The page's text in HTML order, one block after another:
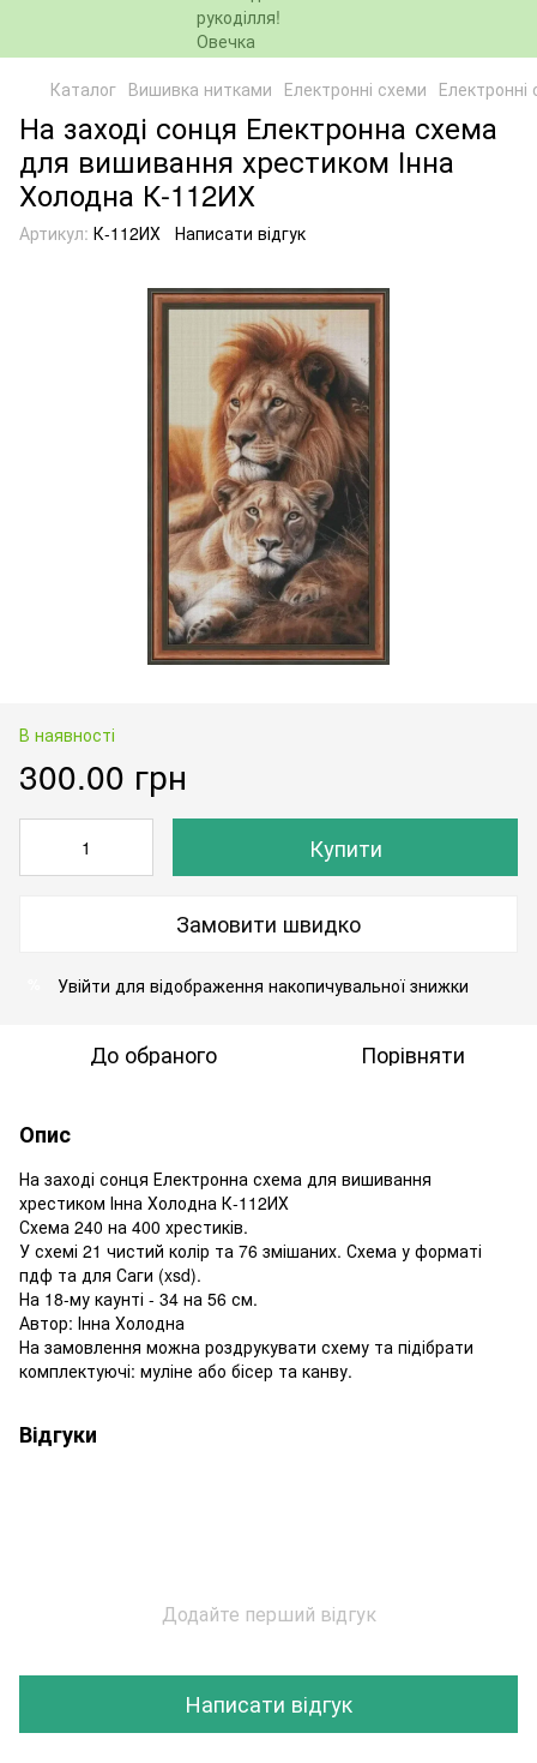
Каталог Вишивка нитками Електронні схеми
На заході сонця Електронна схема
для вишивання хрестиком Інна
Холодна К-112ИХ
Артикул: К-112ИХ Написати відгук
В наявності
300.00 грн
Купити
Замовити швидко
Увійти для відображення накопичувальної знижки
До обраного Порівняти
Опис
На заході сонця Електронна схема для вишивання
хрестиком Інна Холодна К-112ИХ
Схема 240 на 400 хрестиків.
У схемі 21 чистий колір та 76 змішаних. Схема у форматі
пдф та для Саги (xsd).
На 18-му каунті - 34 на 56 см.
Автор: Інна Холодна
На замовлення можна роздрукувати схему та підібрати
комплектуючі: муліне або бісер та канву.
Відгуки
Додайте перший відгук
Написати відгук